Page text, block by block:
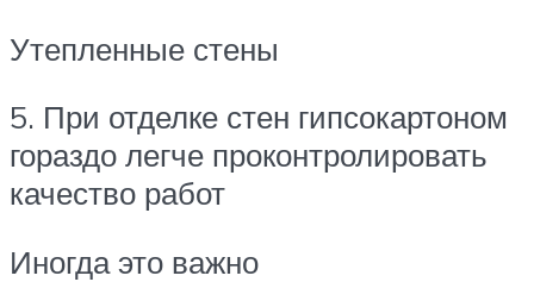
Утепленные стены
5. При отделке стен гипсокартоном
гораздо легче проконтролировать
качество работ
Иногда это важно